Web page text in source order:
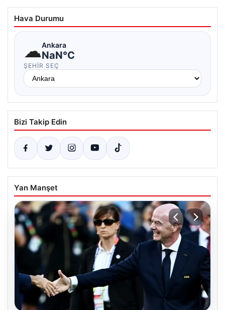
Hava Durumu
☁Ankara
NaN°C
ŞEHIR SEÇ
Bizi Takip Edin
Yan Manşet